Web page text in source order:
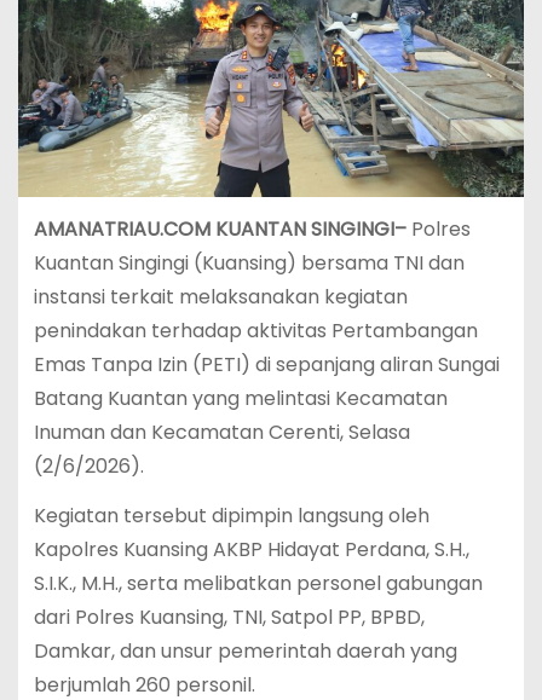
AMANATRIAU.COM KUANTAN SINGINGI–Polres
Kuantan Singingi (Kuansing) bersama TNI dan
instansi terkait melaksanakan kegiatan
penindakan terhadap aktivitas Pertambangan
Emas Tanpa Izin (PETI) di sepanjang aliran Sungai
Batang Kuantan yang melintasi Kecamatan
Inuman dan Kecamatan Cerenti, Selasa
(2/6/2026).
Kegiatan tersebut dipimpin langsung oleh
Kapolres Kuansing AKBP Hidayat Perdana, S.H.,
S.I.K., M.H., serta melibatkan personel gabungan
dari Polres Kuansing, TNI, Satpol PP, BPBD,
Damkar, dan unsur pemerintah daerah yang
berjumlah 260 personil.